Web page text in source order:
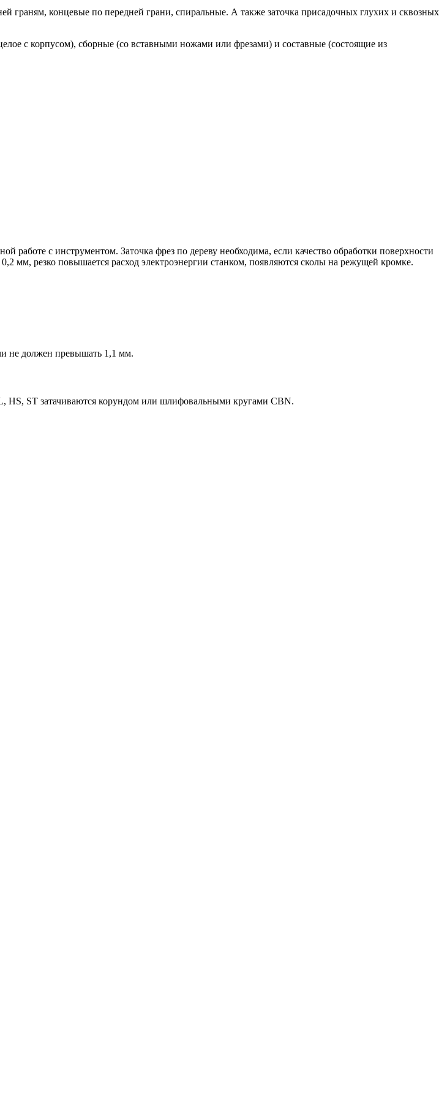
граням, концевые по передней грани, спиральные. А также заточка присадочных глухих и сквозных
с корпусом), сборные (со вставными ножами или фрезами) и составные (состоящие из
работе с инструментом. Заточка фрез по дереву необходима, если качество обработки поверхности
мм, резко повышается расход электроэнергии станком, появляются сколы на режущей кромке.
не должен превышать 1,1 мм.
ST затачиваются корундом или шлифовальными кругами CBN.